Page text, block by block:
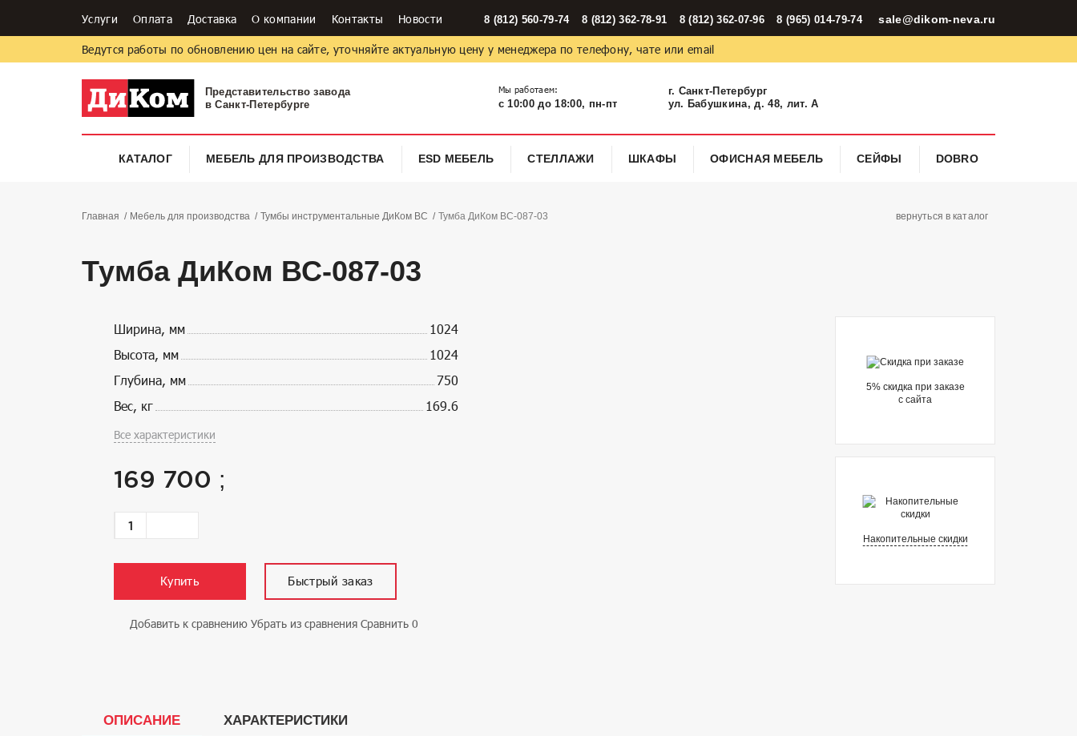
Услуги Оплата Доставка О компании Контакты Новости 8 (812) 560-79-74 8 (812) 362-78-91 8 (812) 362-07-96 8 (965) 014-79-74 sale@dikom-neva.ru
Ведутся работы по обновлению цен на сайте, уточняйте актуальную цену у менеджера по телефону, чате или email
Представительство завода
в Санкт-Петербурге
Мы работаем:
с 10:00 до 18:00, пн-пт
г. Санкт-Петербург
ул. Бабушкина, д. 48, лит. А
КАТАЛОГ МЕБЕЛЬ ДЛЯ ПРОИЗВОДСТВА ESD МЕБЕЛЬ СТЕЛЛАЖИ ШКАФЫ ОФИСНАЯ МЕБЕЛЬ СЕЙФЫ DOBRO
Главная Мебель для производства Тумбы инструментальные ДиКом ВС Тумба ДиКом ВС-087-03 вернуться в каталог
Тумба ДиКом ВС-087-03
Ширина, мм
1024
Высота, мм
1024
Глубина, мм
750
Вес, кг
169.6
Все характеристики
169 700 ;
Купить Быстрый заказ
Добавить к сравнению Убрать из сравнения Сравнить 0
5% cкидка при заказе
с сайта
Накопительные скидки
ОПИСАНИЕ ХАРАКТЕРИСТИКИ